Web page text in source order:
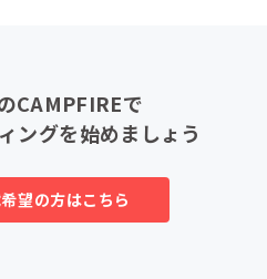
CAMPFIREで
ングを始めましょう
望の方はこちら